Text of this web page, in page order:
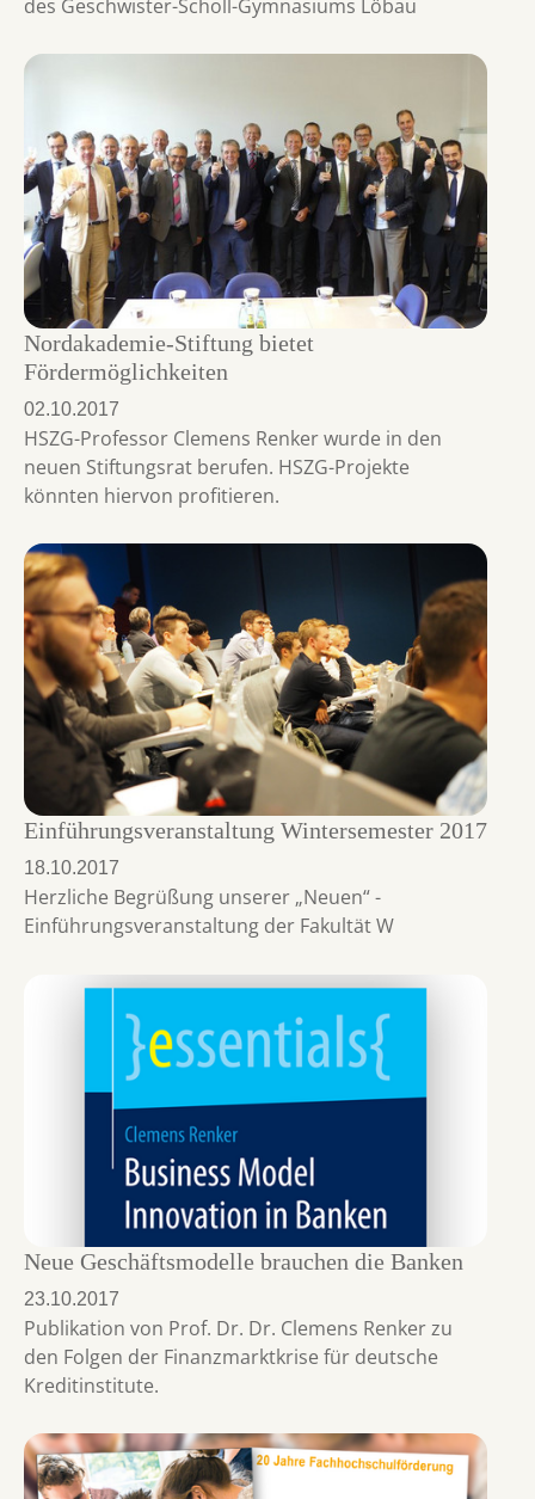
des Geschwister-Scholl-Gymnasiums Löbau
Nordakademie-Stiftung bietet
Fördermöglichkeiten
02.10.2017
HSZG-Professor Clemens Renker wurde in den
neuen Stiftungsrat berufen. HSZG-Projekte
könnten hiervon profitieren.
Einführungsveranstaltung Wintersemester 2017
18.10.2017
Herzliche Begrüßung unserer „Neuen“ -
Einführungsveranstaltung der Fakultät W
Neue Geschäftsmodelle brauchen die Banken
23.10.2017
Publikation von Prof. Dr. Dr. Clemens Renker zu
den Folgen der Finanzmarktkrise für deutsche
Kreditinstitute.